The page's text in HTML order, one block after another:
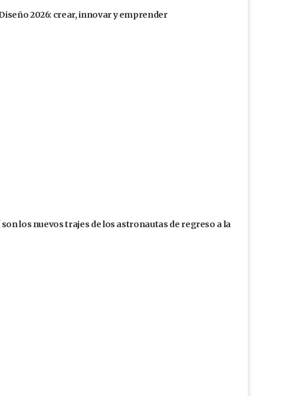
2026: crear, innovar y emprender
son los nuevos trajes de los astronautas de regreso a la